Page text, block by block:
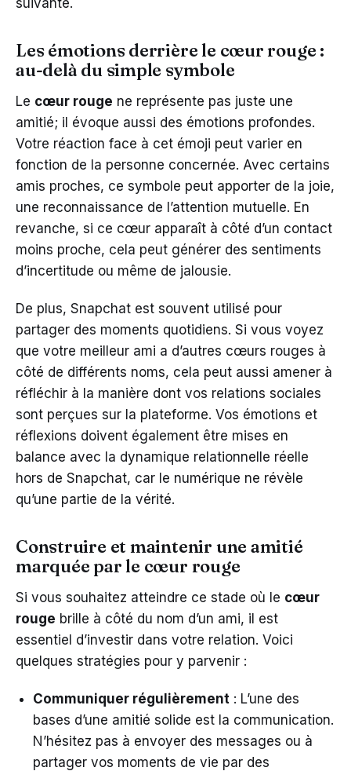
Les émotions derrière le cœur rouge :
au-delà du simple symbole
Le cœur rouge ne représente pas juste une
amitié; il évoque aussi des émotions profondes.
Votre réaction face à cet émoji peut varier en
fonction de la personne concernée. Avec certains
amis proches, ce symbole peut apporter de la joie,
une reconnaissance de l’attention mutuelle. En
revanche, si ce cœur apparaît à côté d’un contact
moins proche, cela peut générer des sentiments
d’incertitude ou même de jalousie.
De plus, Snapchat est souvent utilisé pour
partager des moments quotidiens. Si vous voyez
que votre meilleur ami a d’autres cœurs rouges à
côté de différents noms, cela peut aussi amener à
réfléchir à la manière dont vos relations sociales
sont perçues sur la plateforme. Vos émotions et
réflexions doivent également être mises en
balance avec la dynamique relationnelle réelle
hors de Snapchat, car le numérique ne révèle
qu’une partie de la vérité.
Construire et maintenir une amitié
marquée par le cœur rouge
Si vous souhaitez atteindre ce stade où le cœur
rouge brille à côté du nom d’un ami, il est
essentiel d’investir dans votre relation. Voici
quelques stratégies pour y parvenir :
Communiquer régulièrement : L’une des
bases d’une amitié solide est la communication.
N’hésitez pas à envoyer des messages ou à
partager vos moments de vie par des